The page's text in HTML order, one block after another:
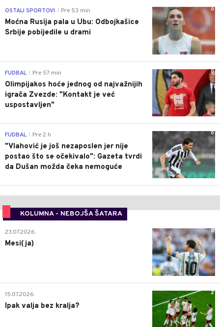
0
OSTALI SPORTOVI Pre 53 min
Moćna Rusija pala u Ubu: Odbojkašice
Srbije pobijedile u drami
0
FUDBAL Pre 57 min
Olimpijakos hoće jednog od najvažnijih
igrača Zvezde: "Kontakt je već
uspostavljen"
0
FUDBAL Pre 2 h
"Vlahović je još nezaposlen jer nije
postao što se očekivalo": Gazeta tvrdi
da Dušan možda čeka nemoguće
KOLUMNA - NEBOJŠA ŠATARA
0
23.07.2026.
Mesi(ja)
2
15.07.2026.
Ipak valja bez kralja?